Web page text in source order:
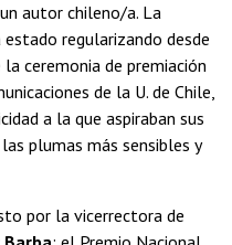
autor chileno/a. La
regularizando desde
ceremonia de premiación
de la U. de Chile,
a la que aspiraban sus
plumas más sensibles y
por la vicerrectora de